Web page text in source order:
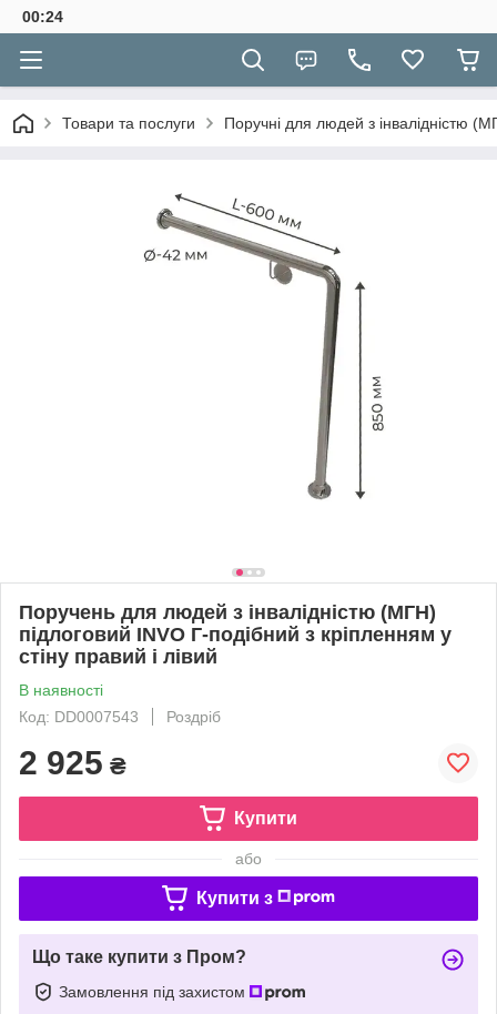
00:24
Товари та послуги Поручні для людей з інвалідністю
Поручень для людей з інвалідністю (МГН)
підлоговий INVO Г-подібний з кріпленням у
стіну правий і лівий
В наявності
Код: DD0007543
Роздріб
2 925 ₴
Купити
або
Купити з
Що таке купити з Пром?
Замовлення під захистом